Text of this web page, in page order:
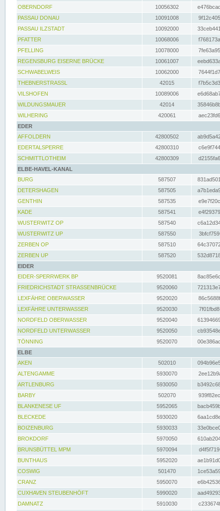
OBERNDORF
10056302
PASSAU DONAU
10091008
PASSAU ILZSTADT
10092000
PFATTER
10068006
PFELLING
10078000
REGENSBURG EISERNE BRÜCKE
10061007
SCHWABELWEIS
10062000
THEBNERSTRASSL
42015
VILSHOFEN
10089006
WILDUNGSMAUER
42014
WILHERING
420061
EDER
AFFOLDERN
42800502
EDERTALSPERRE
42800310
SCHMITTLOTHEIM
42800309
ELBE-HAVEL-KANAL
BURG
587507
DETERSHAGEN
587505
GENTHIN
587535
KADE
587541
WUSTERWITZ OP
587540
WUSTERWITZ UP
587550
ZERBEN OP
587510
ZERBEN UP
587520
EIDER
EIDER-SPERRWERK BP
9520081
FRIEDRICHSTADT STRASSENBRÜCKE
9520060
LEXFÄHRE OBERWASSER
9520020
LEXFÄHRE UNTERWASSER
9520030
NORDFELD OBERWASSER
9520040
NORDFELD UNTERWASSER
9520050
TÖNNING
9520070
ELBE
AKEN
502010
ALTENGAMME
5930070
ARTLENBURG
5930050
BARBY
502070
BLANKENESE UF
5952065
BLECKEDE
5930020
BOIZENBURG
5930033
BROKDORF
5970050
BRUNSBÜTTEL MPM
5970094
BUNTHAUS
5952020
COSWIG
501470
CRANZ
5950070
CUXHAVEN STEUBENHÖFT
5990020
DAMNATZ
5910030